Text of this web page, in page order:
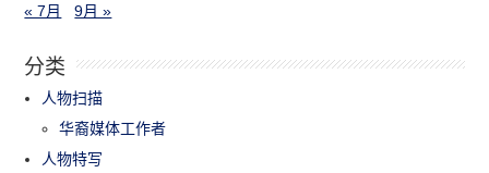
« 7月
9月 »
分类
人物扫描
华裔媒体工作者
人物特写